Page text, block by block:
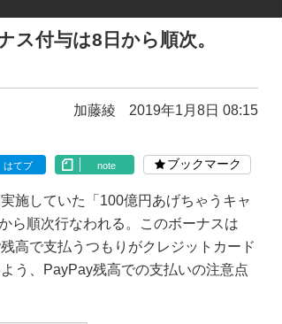
ス付与は8日から順次。
加藤綾 2019年1月8日 08:15
はてブ note ブックマーク
施していた「100億円あげちゃうキャ
ら順次行なわれる。このボーナスは
高で支払うつもりがクレジットカード
う、PayPay残高での支払いの注意点